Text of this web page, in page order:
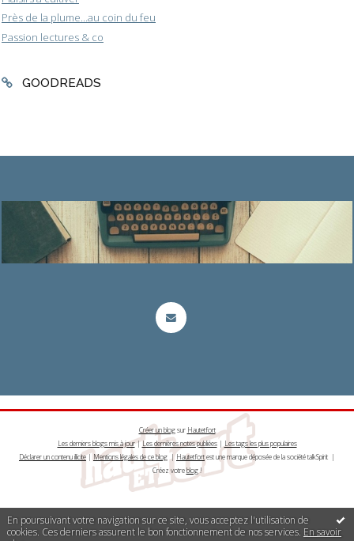
En poursuivant votre navigation sur ce site, vous acceptez l'utilisation de
cookies. Ces derniers assurent le bon fonctionnement de nos services. En savoir
Près de la plume...au coin du feu
Passion lectures & co
GOODREADS
Créer un blogsur Hautetfort
Les derniers blogs mis à jour|Les dernières notes publiées| Les tags les plus populaires
Déclarer un contenu illicite| Mentions légales de ce blog |Hautetfortest une marque déposée de la société talkSpirit |
Créez votreblog!